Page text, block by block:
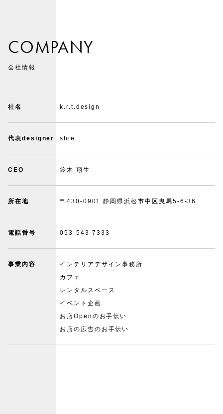
COMPANY
会社情報
社名 k.r.t.design
代表designer shie
CEO 鈴木 翔生
所在地 〒430-0901 静岡県浜松市中区曳馬5-6-36
電話番号 053-543-7333
事業内容
インテリアデザイン事務所
カフェ
レンタルスペース
イベント企画
お店Openのお手伝い
お店の広告のお手伝い